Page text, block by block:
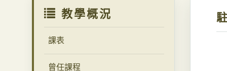
教學概況
課表
曾任課程